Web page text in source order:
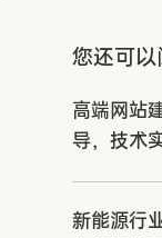
您还可以
高端网站
导，技术
新能源行